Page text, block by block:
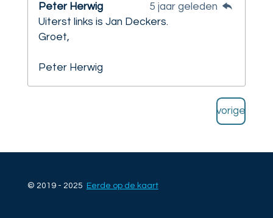
Peter Herwig
5 jaar geleden
Uiterst links is Jan Deckers.
Groet,
Peter Herwig
vorige
© 2019 - 2025 Eerde op de kaart